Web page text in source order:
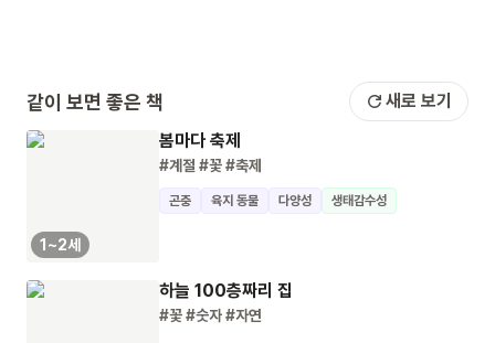
같이 보면 좋은 책 새로 보기
1~2세
봄마다 축제
#계절 #꽃#축제
곤충 육지 동물 다양성 생태감수성
하늘 100층짜리 집
#꽃#숫자#자연